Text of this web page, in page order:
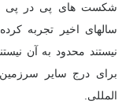
شکست های پی در پی
سالهای اخیر تجربه
نیستند محدود به آن
برای درج سایر
المللی.